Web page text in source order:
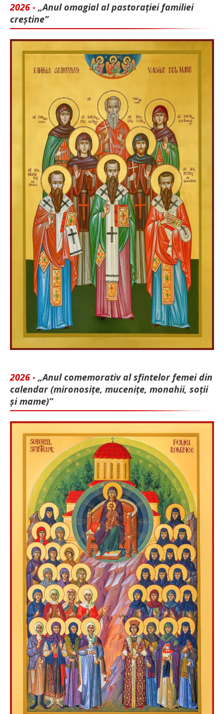
2026 - „Anul omagial al pastorației familiei
creștine”
2026 - „Anul comemorativ al sfintelor femei din
calendar (mironosițe, mu­cenițe, monahii, soții
și mame)”